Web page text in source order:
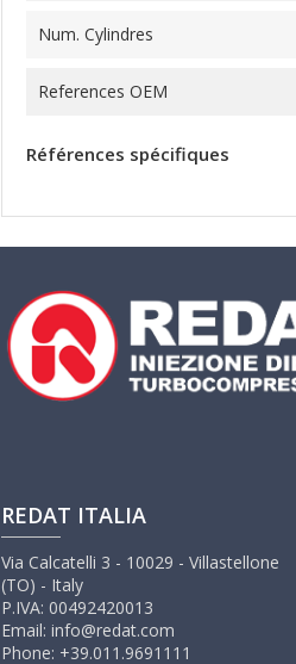
Num. Cylindres
References OEM
Références spécifiques
REDAT ITALIA
Via Calcatelli 3 - 10029 - Villastellone
(TO) - Italy
P.IVA: 00492420013
Email: info@redat.com
Phone: +39.011.9691111